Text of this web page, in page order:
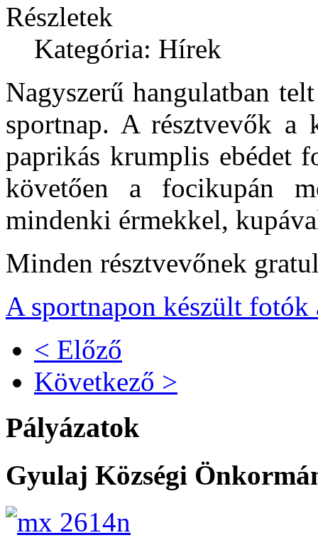
Részletek
Kategória: Hírek
Nagyszerű hangulatban
sportnap. A résztvevők a
paprikás krumplis ebédet
követően a focikupán
mindenki érmekkel,
Minden résztvevőnek
A sportnapon készült
< Előző
Következő >
Pályázatok
Gyulaj Községi